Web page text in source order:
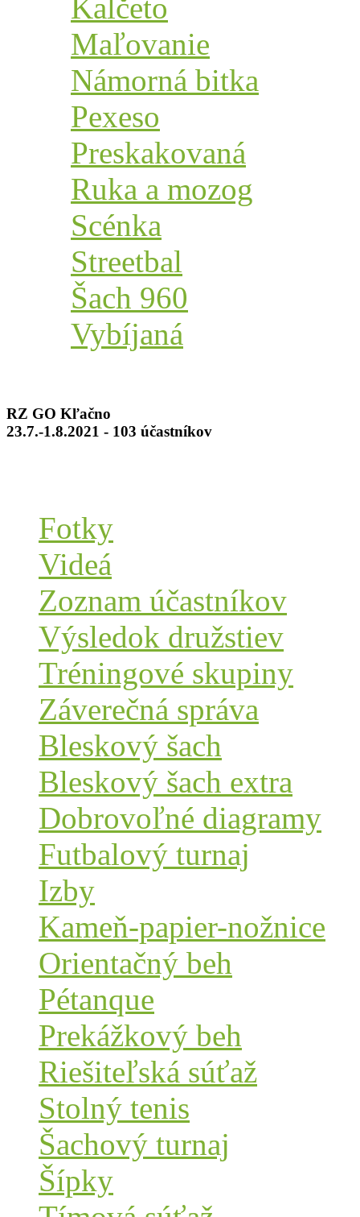
Kalčeto
Maľovanie
Námorná bitka
Pexeso
Preskakovaná
Ruka a mozog
Scénka
Streetbal
Šach 960
Vybíjaná
RZ GO Kľačno
23.7.-1.8.2021 - 103 účastníkov
Fotky
Videá
Zoznam účastníkov
Výsledok družstiev
Tréningové skupiny
Záverečná správa
Bleskový šach
Bleskový šach extra
Dobrovoľné diagramy
Futbalový turnaj
Izby
Kameň-papier-nožnice
Orientačný beh
Pétanque
Prekážkový beh
Riešiteľská súťaž
Stolný tenis
Šachový turnaj
Šípky